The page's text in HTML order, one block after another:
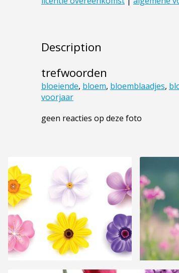
Description
trefwoorden
bloeiende, bloem, bloemblaadjes,
voorjaar
geen reacties op deze foto